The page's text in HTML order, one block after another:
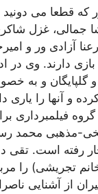
که قطعا می دونید
جمالی، غزل
آزادی ور و
دارند. وی در
و گلپایگان و به
و آنها را
گروه فیلمبرداری
مذهبی محمد
رفته است. تقی
تجریشی) را
از آشنایی